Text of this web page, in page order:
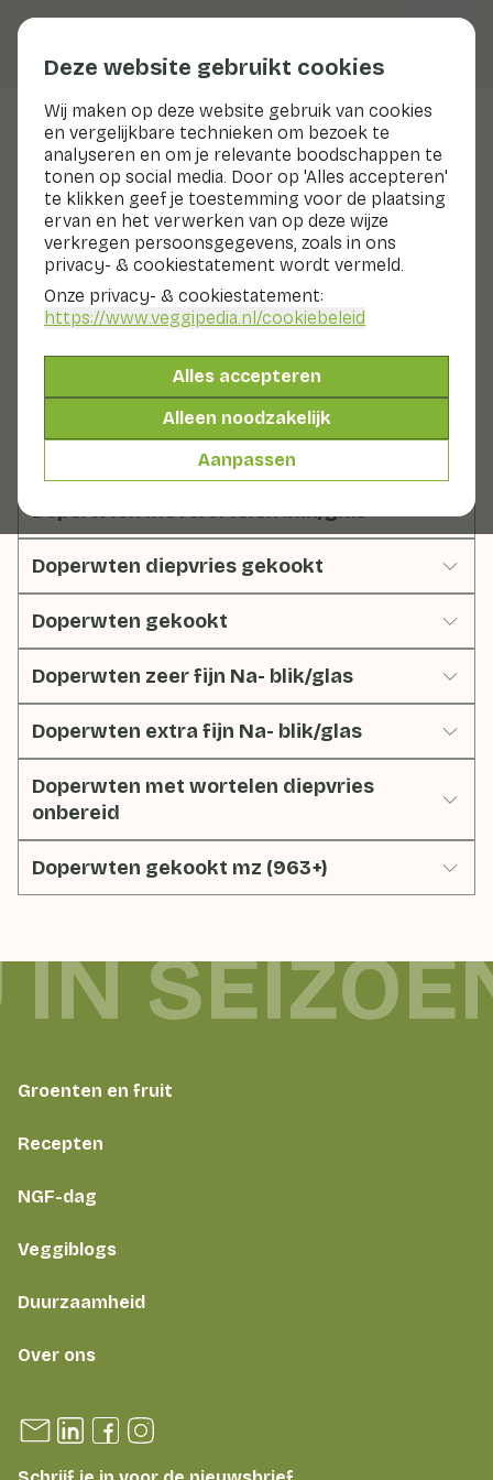
Deze website gebruikt cookies
Wij maken op deze website gebruik van cookies
en vergelijkbare technieken om bezoek te
analyseren en om je relevante boodschappen te
tonen op social media. Door op 'Alles accepteren'
te klikken geef je toestemming voor de plaatsing
ervan en het verwerken van op deze wijze
verkregen persoonsgegevens, zoals in ons
privacy- & cookiestatement wordt vermeld.
Onze privacy- & cookiestatement:
https://www.veggipedia.nl/cookiebeleid
Alles accepteren
Alleen noodzakelijk
Aanpassen
Doperwten
Voedingswaarden doperwten
Hieronder vind je een compleet overzicht van alle
voedingswaarden, met eventuele verschillende
bereidingswijzen.
Doperwten middelfijn blik/glas
Doperwten zeer fijn/extra fijn blik/glas
Doperwten met wortelen blik/glas
Doperwten diepvries gekookt
Doperwten gekookt
Doperwten zeer fijn Na- blik/glas
Doperwten extra fijn Na- blik/glas
Doperwten met wortelen diepvries
onbereid
Doperwten gekookt mz (963+)
Groenten en fruit
Recepten
NGF-dag
Veggiblogs
Duurzaamheid
Over ons